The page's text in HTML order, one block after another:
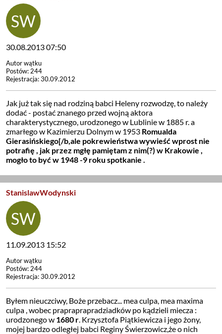
30.08.2013 07:50
Autor wątku
Postów: 244
Rejestracja: 30.09.2012
Jak już tak się nad rodziną babci Heleny rozwodzę, to należy
dodać - postać znanego przed wojną aktora
charakterystycznego, urodzonego w Lublinie w 1885 r. a
zmarłego w Kazimierzu Dolnym w 1953 Romualda
Gierasińskiego[/b,ale pokrewieństwa wywieść wprost nie
potrafię , jak przez mgłę pamiętam z nim(?) w Krakowie ,
mogło to być w 1948 -9 roku spotkanie .
StanislawWodynski
11.09.2013 15:52
Autor wątku
Postów: 244
Rejestracja: 30.09.2012
Byłem nieuczciwy, Boże przebacz... mea culpa, mea maxima
culpa , wobec prapraprapradziadków po kądzieli miecza :
urodzonego w 1680 r. Krzysztofa Piątkiewicza i jego żony,
mojej bardzo odległej babci Reginy Świerzowicz,że o nich